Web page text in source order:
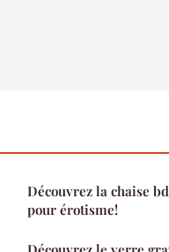
Découvrez la chaise
pour érotisme!